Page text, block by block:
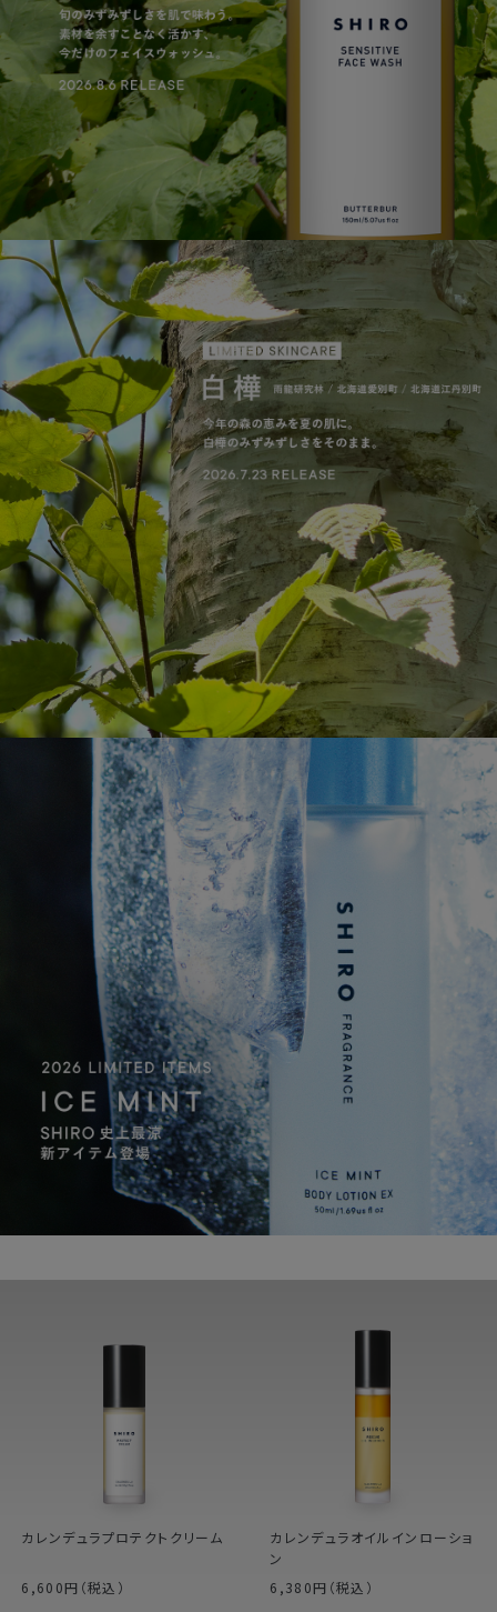
カレンデュラプロテクトクリーム
6,600円（税込）
カレンデュラオイルインローショ
ン
6,380円（税込）